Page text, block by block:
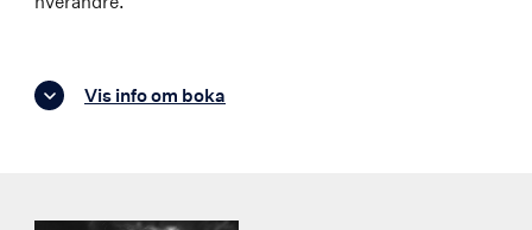
Vis info om boka